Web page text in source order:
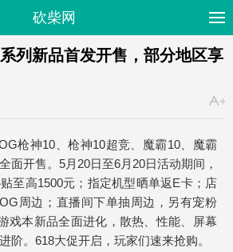
砍柴网
列新品首发开售，部分地区享
枪神10、枪神10超竞、魔霸10、魔霸
面开售。5月20日至6月20日活动期间，
至高1500元；指定机型晒单返E卡；店
周边；直播间下单抽周边，另有宠粉
戏本新品全面进化，散热、性能、屏幕
阶。618大促开启，玩家们速来抢购。